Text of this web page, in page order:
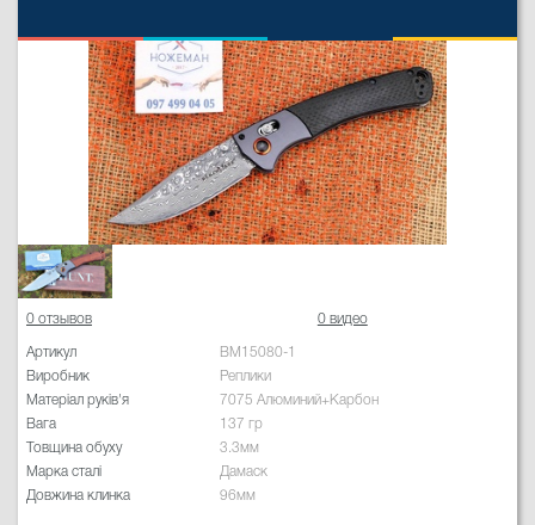
0 отзывов 0 видео
Артикул
BM15080-1
Виробник
Реплики
Матеріал руків'я
7075 Алюминий+Карбон
Вага
137 гр
Товщина обуху
3.3мм
Марка сталі
Дамаск
Довжина клинка
96мм